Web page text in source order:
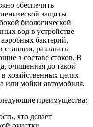
обеспечить
защиты
биологической
вод в устройстве
аэробных бактерий,
станции, разлагать
в составе стоков. В
очищенная до такой
хозяйственных целях
или мойки автомобиля.
преимущества:
что делает
очистки